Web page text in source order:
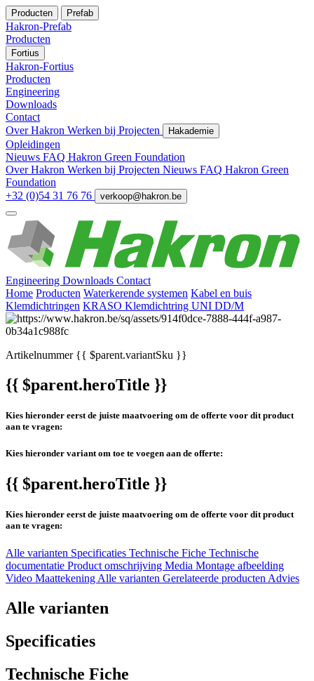
Producten Prefab
Hakron-Prefab
Producten
Fortius
Hakron-Fortius
Producten
Engineering
Downloads
Contact
Over Hakron Werken bij Projecten Hakademie
Opleidingen
Nieuws FAQ Hakron Green Foundation
Over Hakron Werken bij Projecten Nieuws FAQ Hakron Green
Foundation
+32 (0)54 31 76 76
verkoop@hakron.be
Engineering Downloads Contact
Home Producten Waterkerende systemen Kabel en buis
Klemdichtringen KRASO Klemdichtring UNI DD/M
Artikelnummer{{ $parent.variantSku }}
{{ $parent.heroTitle }}
Kies hieronder eerst de juiste maatvoering om de offerte voor dit product
aan te vragen:
Kies hieronder variant om toe te voegen aan de offerte:
{{ $parent.heroTitle }}
Kies hieronder eerst de juiste maatvoering om de offerte voor dit product
aan te vragen:
Alle varianten Specificaties Technische Fiche Technische
documentatie Product omschrijving Media Montage afbeelding
Video MaattekeningAlle varianten Gerelateerde productenAdvies
Alle varianten
Specificaties
Technische Fiche